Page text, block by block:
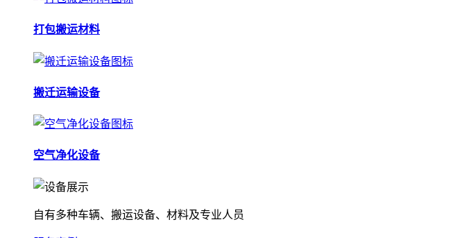
打包搬运材料
搬迁运输设备
空气净化设备
自有多种车辆、搬运设备、材料及专业人员